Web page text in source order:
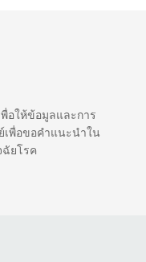
อให้ข้อมูลและการ
เพื่อขอคำแนะนำใน
ฉัยโรค